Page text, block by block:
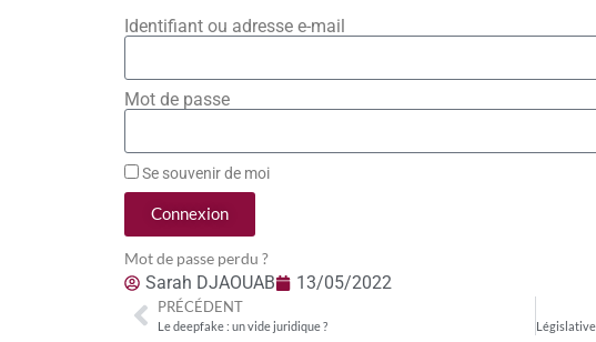
Identifiant ou adresse e-mail
Mot de passe
Se souvenir de moi
Connexion
Mot de passe perdu ?
Sarah DJAOUAB 13/05/2022
PRÉCÉDENT
Le deepfake : un vide juridique ?